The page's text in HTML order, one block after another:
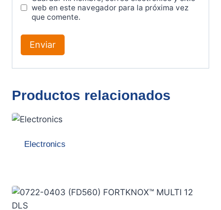
web en este navegador para la próxima vez
que comente.
Productos relacionados
Electronics